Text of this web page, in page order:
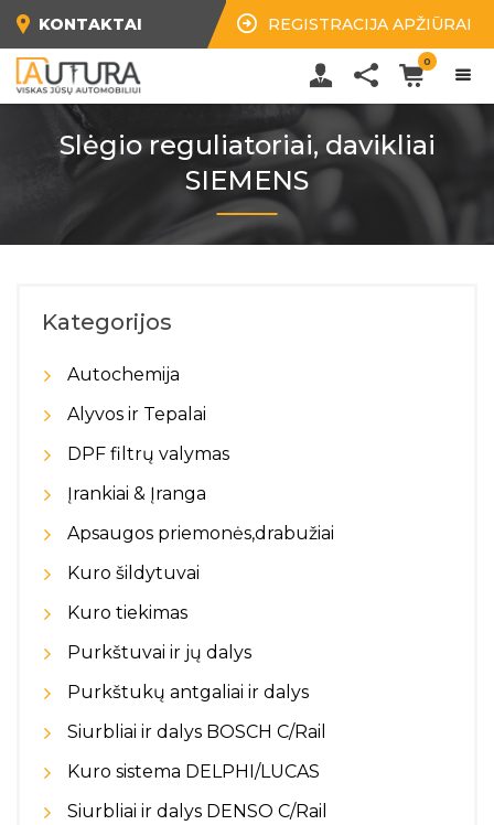
KONTAKTAI REGISTRACIJA APŽIŪRAI
0
Slėgio reguliatoriai, davikliai
SIEMENS
Kategorijos
Autochemija
Alyvos ir Tepalai
DPF filtrų valymas
Įrankiai & Įranga
Apsaugos priemonės,drabužiai
Kuro šildytuvai
Kuro tiekimas
Purkštuvai ir jų dalys
Purkštukų antgaliai ir dalys
Siurbliai ir dalys BOSCH C/Rail
Kuro sistema DELPHI/LUCAS
Siurbliai ir dalys DENSO C/Rail